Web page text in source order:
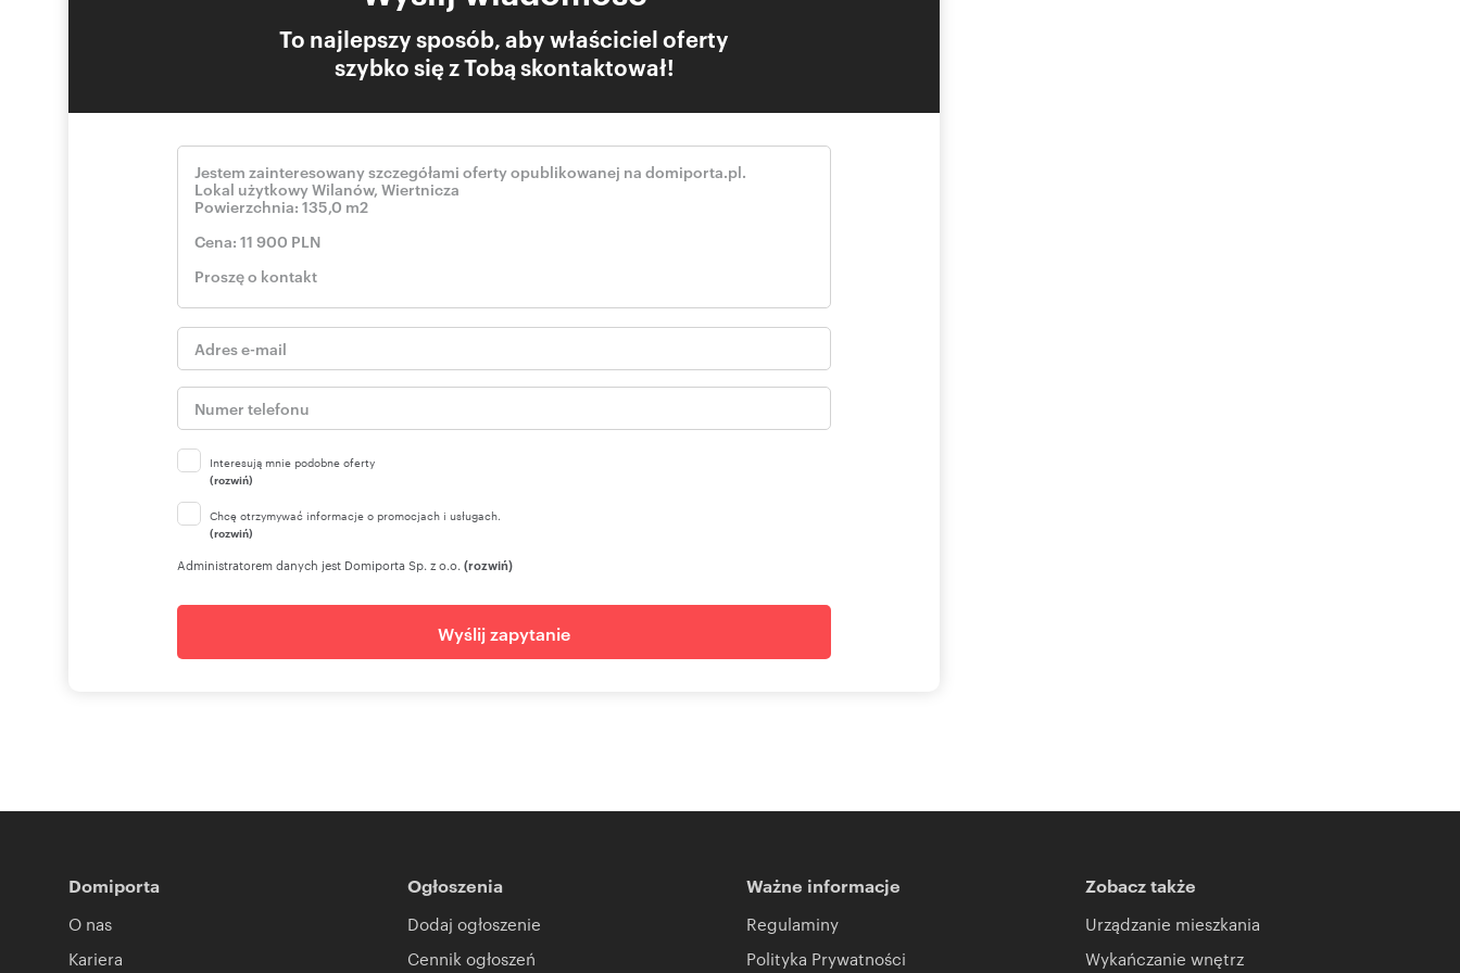
To najlepszy sposób, aby właściciel oferty
szybko się z Tobą skontaktował!
Interesują mnie podobne oferty
(rozwiń)
Chcę otrzymywać informacje o promocjach i usługach.
(rozwiń)
Administratorem danych jest Domiporta Sp. z o.o. (rozwiń)
Wyślij zapytanie
Domiporta
O nas
Kariera
Ogłoszenia
Dodaj ogłoszenie
Cennik ogłoszeń
Ważne informacje
Regulaminy
Polityka Prywatności
Zobacz także
Urządzanie mieszkania
Wykańczanie wnętrz